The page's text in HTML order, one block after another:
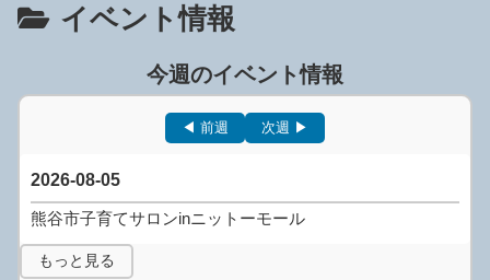
イベント情報
今週のイベント情報
2026-08-05
熊谷市子育てサロンinニットーモール
もっと見る
◀ 前週 次週 ▶